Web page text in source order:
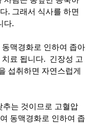
. 그래서 식사를 하면
다.
맥경화로 인하여 좁아
료 됩니다. 긴장성 고
섭취하면 자연스럽게
는 것이므로 고혈압
동맥경화로 인하여 좁